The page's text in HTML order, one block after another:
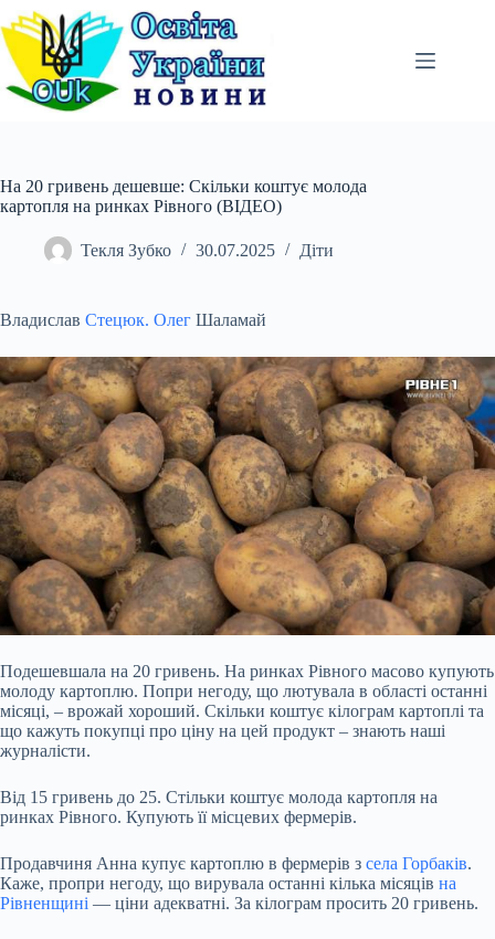
Перейти
до
вмісту
На 20 гривень дешевше: Скільки коштує молода
картопля на ринках Рівного (ВІДЕО)
Текля Зубко 30.07.2025 Діти
Владислав Стецюк. Олег Шаламай
Подешевшала на 20 гривень. На ринках Рівного масово купують
молоду картоплю. Попри негоду, що лютувала в області останні
місяці, – врожай хороший. Скільки коштує кілограм картоплі та
що кажуть покупці про ціну на цей продукт – знають наші
журналісти.
Від 15 гривень до 25. Стільки коштує молода картопля на
ринках Рівного. Купують її місцевих фермерів.
Продавчиня Анна купує картоплю в фермерів з села Горбаків.
Каже, пропри негоду, що вирувала останні кілька місяців на
Рівненщині — ціни адекватні. За кілограм просить 20 гривень.